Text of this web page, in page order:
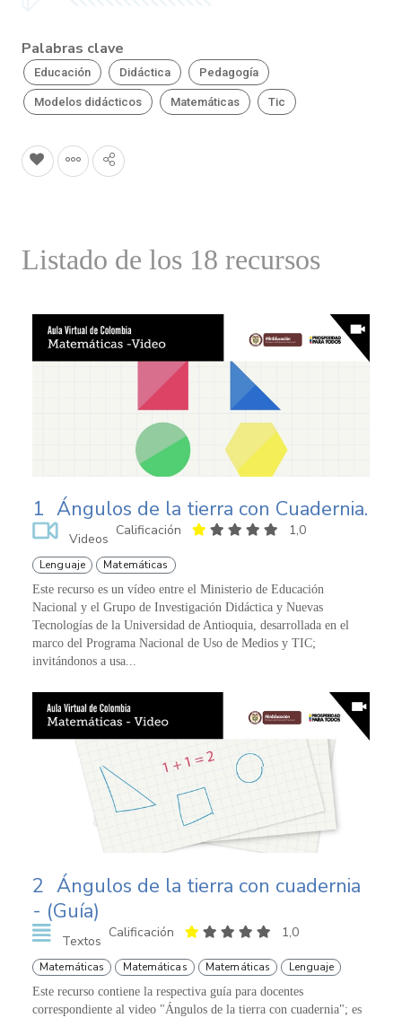
Palabras clave
Educación Didáctica Pedagogía
Modelos didácticos Matemáticas Tic
Listado de los 18 recursos
1 Ángulos de la tierra con Cuadernia.
Videos
Calificación 1,0
Lenguaje Matemáticas
Este recurso es un vídeo entre el Ministerio de Educación
Nacional y el Grupo de Investigación Didáctica y Nuevas
Tecnologías de la Universidad de Antioquia, desarrollada en el
marco del Programa Nacional de Uso de Medios y TIC;
invitándonos a usa...
2 Ángulos de la tierra con cuadernia
- (Guía)
Textos
Calificación 1,0
Matemáticas Matemáticas Matemáticas Lenguaje
Este recurso contiene la respectiva guía para docentes
correspondiente al video "Ángulos de la tierra con cuadernia"; es